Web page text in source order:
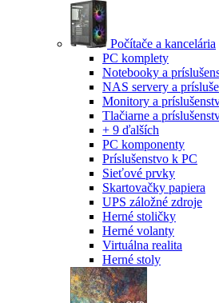
Počítače a kancelária
PC komplety
Notebooky a
NAS servery a
Monitory a
Tlačiarne a
+ 9 ďalších
PC komponenty
Príslušenstvo k PC
Sieťové prvky
Skartovačky papiera
UPS záložné zdroje
Herné stoličky
Herné volanty
Virtuálna realita
Herné stoly